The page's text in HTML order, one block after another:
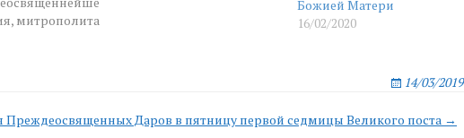
митрополита
и
Божией Матери
16/02/2020
14/03/2019
Преждеосвященных Даров в пятницу первой седмицы Великого поста →